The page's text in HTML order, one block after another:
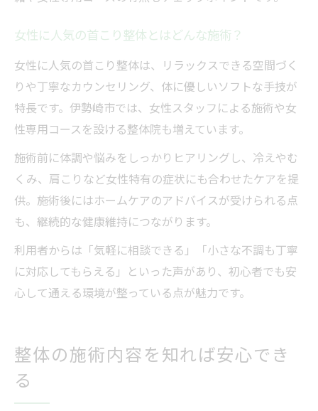
女性に人気の首こり整体とはどんな施術？
女性に人気の首こり整体は、リラックスできる空間づく
りや丁寧なカウンセリング、体に優しいソフトな手技が
特長です。伊勢崎市では、女性スタッフによる施術や女
性専用コースを設ける整体院も増えています。
施術前に体調や悩みをしっかりヒアリングし、冷えやむ
くみ、肩こりなど女性特有の症状にも合わせたケアを提
供。施術後にはホームケアのアドバイスが受けられる点
も、継続的な健康維持につながります。
利用者からは「気軽に相談できる」「小さな不調も丁寧
に対応してもらえる」といった声があり、初心者でも安
心して通える環境が整っている点が魅力です。
整体の施術内容を知れば安心でき
る